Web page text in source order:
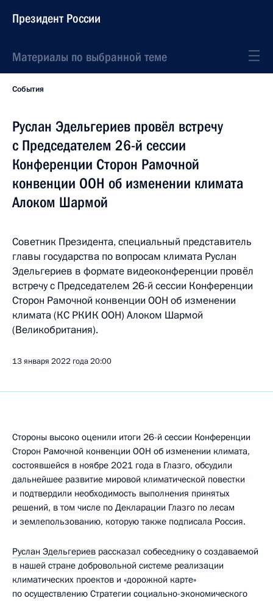
Президент России
Материалы по выбранной теме
События
Руслан Эдельгериев провёл встречу
с Председателем 26-й сессии
Конференции Сторон Рамочной
конвенции ООН об изменении климата
Алоком Шармой
Советник Президента, специальный представитель
главы государства по вопросам климата Руслан
Эдельгериев в формате видеоконференции провёл
встречу с Председателем 26-й сессии Конференции
Сторон Рамочной конвенции ООН об изменении
климата (КС РКИК ООН) Алоком Шармой
(Великобритания).
13 января 2022 года20:00
Стороны высоко оценили итоги 26-й сессии Конференции
Сторон Рамочной конвенции ООН об изменении климата,
состоявшейся в ноябре 2021 года в Глазго, обсудили
дальнейшее развитие мировой климатической повестки
и подтвердили необходимость выполнения принятых
решений, в том числе по Декларации Глазго по лесам
и землепользованию, которую также подписала Россия.
Руслан Эдельгериев рассказал собеседнику о создаваемой
в нашей стране добровольной системе реализации
климатических проектов и «дорожной карте»
по осуществлению Стратегии социально-экономического